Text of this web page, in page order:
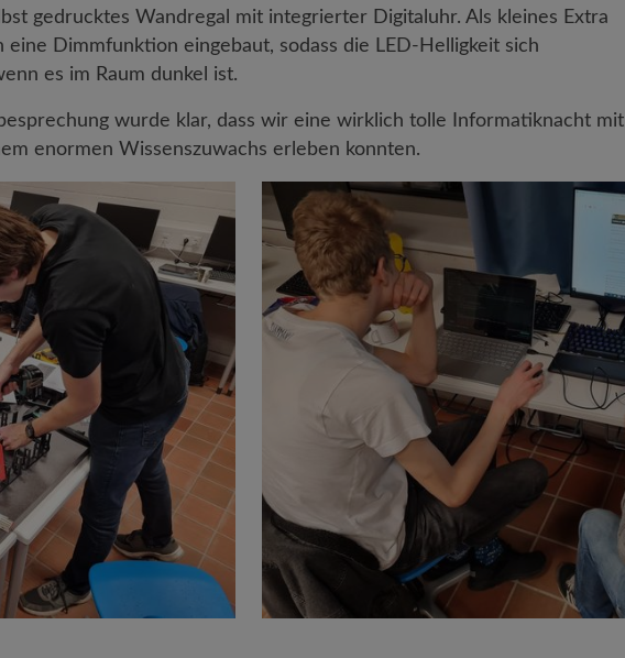
gedrucktes Wandregal mit integrierter Digitaluhr. Als kleines Extra
eine Dimmfunktion eingebaut, sodass die LED-Helligkeit sich
es im Raum dunkel ist.
wurde klar, dass wir eine wirklich tolle Informatiknacht mit
enormen Wissenszuwachs erleben konnten.